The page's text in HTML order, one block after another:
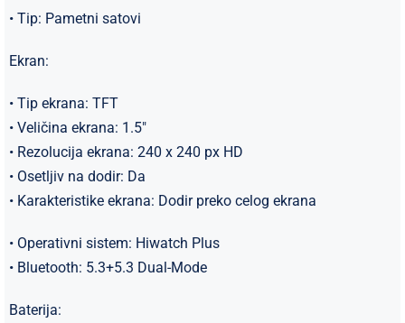
• Tip: Pametni satovi
Ekran:
• Tip ekrana: TFT
• Veličina ekrana: 1.5″
• Rezolucija ekrana: 240 x 240 px HD
• Osetljiv na dodir: Da
• Karakteristike ekrana: Dodir preko celog ekrana
• Operativni sistem: Hiwatch Plus
• Bluetooth: 5.3+5.3 Dual-Mode
Baterija: